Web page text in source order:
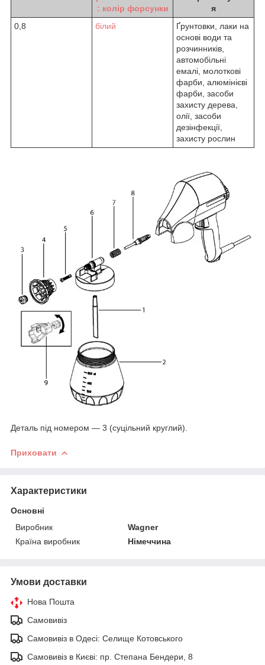
: колір форсунки
я
0,8
білий
Ґрунтовки, лаки на
основі води та
розчинників,
автомобільні
емалі, молоткові
фарби, алюмінієві
фарби, засоби
захисту дерева,
олії, засоби
дезінфекції,
захисту рослин
Деталь під номером — 3 (суцільний круглий).
Приховати
Характеристики
Основні
Виробник
Wagner
Країна виробник
Німеччина
Умови доставки
Нова Пошта
Самовивіз
Самовивіз в Одесі: Селище Котовського
Самовивіз в Києві: пр. Степана Бендери, 8